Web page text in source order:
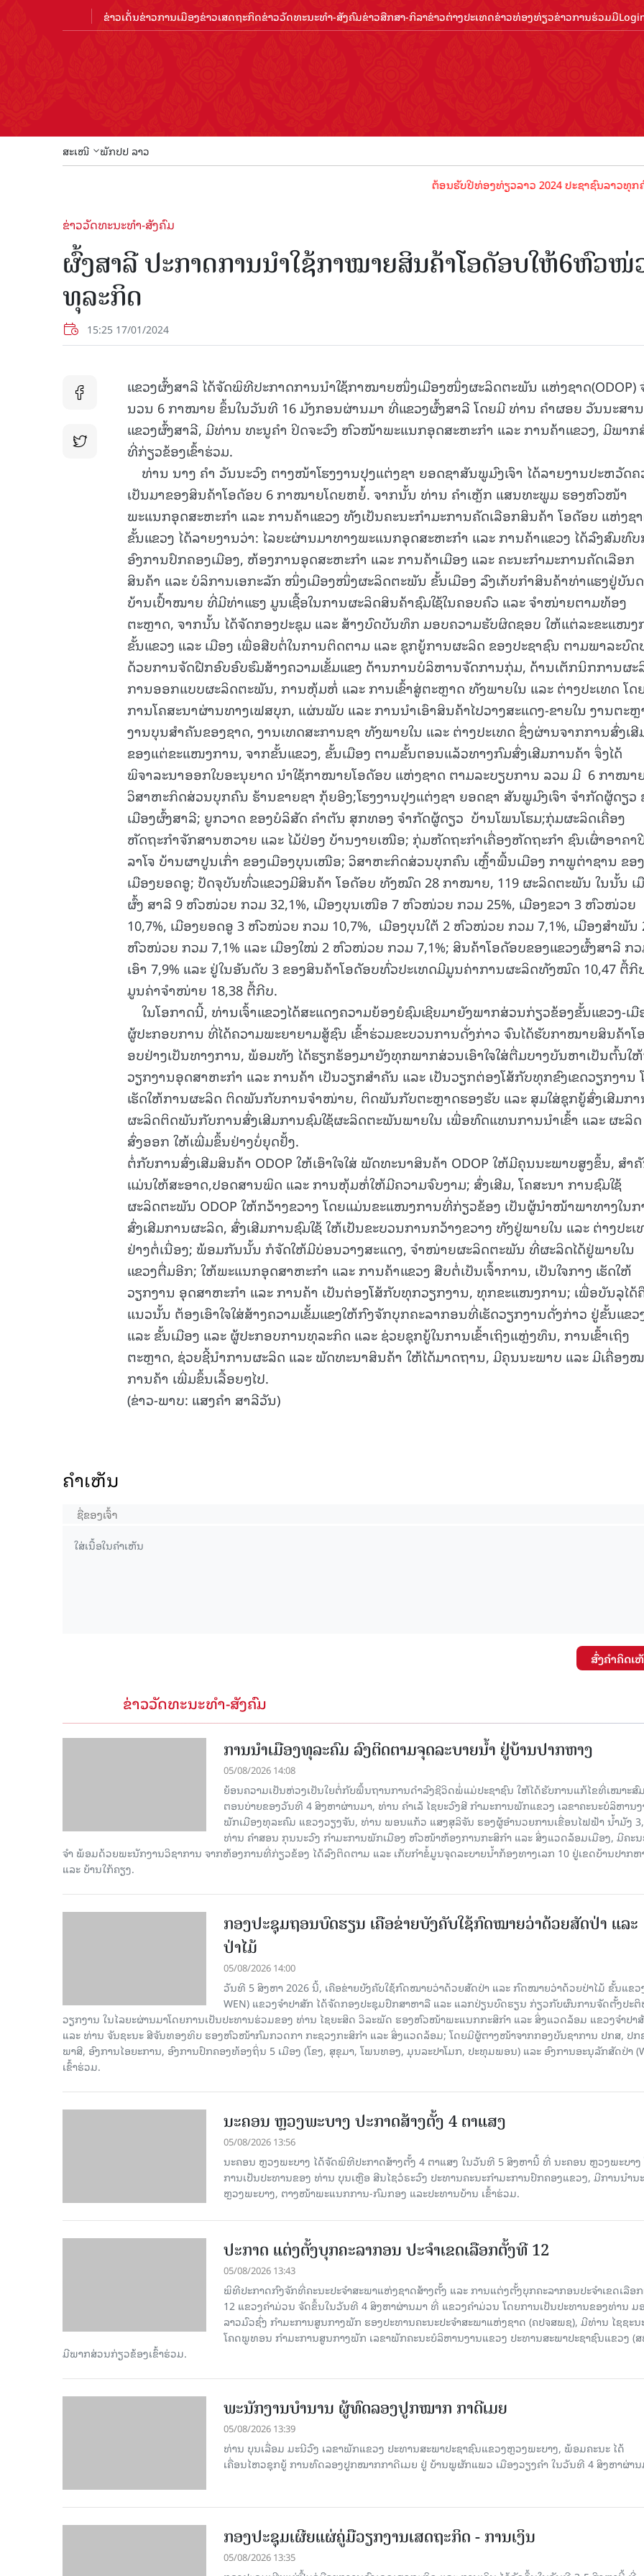
ຂ່າວເດັ່ນຂ່າວການເມືອງຂ່າວເສດຖະກິດຂ່າວວັດທະນະທຳ-ສັງຄົມຂ່າວສືກສາ-ກິລາຂ່າວຕ່າງປະເທດຂ່າວທ່ອງທ່ຽວຂ່າວການຮ່ວມມື
ສະເໜີ ພັກປປ ລາວ
ຕ້ອນຮັບປີທ່ອງທ່ຽວລາວ 2024 ປະຊາຊົນລາວທຸກຄົນຈົ່
ຂ່າວວັດທະນະທຳ-ສັງຄົມ
ຜົ້ງສາລີ ປະກາດການນຳໃຊ້ກາໝາຍສິນຄ້າໂອດັອບໃຫ້6ຫົວໜ່
ທຸລະກິດ
15:25 17/01/2024
ແຂວງຜົ້ງສາລີ ໄດ້ຈັດພິທີປະກາດການນຳໃຊ້ກາໝາຍໜຶ່ງເມືອງໜຶ່ງຜະລິດຕະພັນ ແຫ່ງຊາດ(ODOP)
ນວນ 6 ກາໝາຍ ຂຶ້ນໃນວັນທີ 16 ມັງກອນຜ່ານມາ ທີ່ແຂວງຜົ້ງສາລີ ໂດຍມີ ທ່ານ ຄຳຜອຍ ວັນນະສານ
ແຂວງຜົ້ງສາລີ, ມີທ່ານ ທະນູຄຳ ປິດຈະວົງ ຫົວໜ້າພະແນກອຸດສະຫະກຳ ແລະ ການຄ້າແຂວງ, ມີພາກ
ທີ່ກ່ຽວຂ້ອງເຂົ້າຮ່ວມ.
ທ່ານ ນາງ ຄໍາ ວັນນະວົງ ຕາງໜ້າໂຮງງານປຸງແຕ່ງຊາ ຍອດຊາສັນພູມົງເຈົາ ໄດ້ລາຍງານປະຫວັດຄ
ເປັນມາຂອງສິນຄ້າໂອດັອບ 6 ກາໝາຍໂດຍຫຍໍ້. ຈາກນັ້ນ ທ່ານ ຄຳເຫຼັກ ແສນທະພູມ ຮອງຫົວໜ້າ
ພະແນກອຸດສະຫະກຳ ແລະ ການຄ້າແຂວງ ທັງເປັນຄະນະກໍາມະການຄັດເລືອກສິນຄ້າ ໂອດັອບ ແຫ່ງຊ
ຂັ້ນແຂວງ ໄດ້ລາຍງານວ່າ: ໄລຍະຜ່ານມາທາງພະແນກອຸດສະຫະກຳ ແລະ ການຄ້າແຂວງ ໄດ້ລົງສົມທົ
ອົງການປົກຄອງເມືອງ, ຫ້ອງການອຸດສະຫະກຳ ແລະ ການຄ້າເມືອງ ແລະ ຄະນະກໍາມະການຄັດເລືອກ
ສິນຄ້າ ແລະ ບໍລິການເອກະລັກ ໜຶ່ງເມືອງໜຶ່ງຜະລິດຕະພັນ ຂັ້ນເມືອງ ລົງເກັບກໍາສິນຄ້າທ່າແຮງຢູ່ບັນ
ບ້ານເປົ້າໝາຍ ທີ່ມີທ່າແຮງ ມູນເຊື້ອໃນການຜະລິດສິນຄ້າຊົມໃຊ້ໃນຄອບຄົວ ແລະ ຈໍາໜ່າຍຕາມທ້ອງ
ຕະຫຼາດ, ຈາກນັ້ນ ໄດ້ຈັດກອງປະຊຸມ ແລະ ສ້າງບົດບັນທຶກ ມອບຄວາມຮັບຜິດຊອບ ໃຫ້ແຕ່ລະຂະແໜງ
ຂັ້ນແຂວງ ແລະ ເມືອງ ເພື່ອສືບຕໍ່ໃນການຕິດຕາມ ແລະ ຊຸກຍູ້ການຜະລິດ ຂອງປະຊາຊົນ ຕາມພາລະບົດ
ດ້ວຍການຈັດຝືກອົບອົບຮົມສ້າງຄວາມເຂັ້ມແຂງ ດ້ານການບໍລິຫານຈັດການກຸ່ມ, ດ້ານເຕັກນິກການຜະ
ການອອກແບບຜະລິດຕະພັນ, ການຫຸ້ມຫໍ່ ແລະ ການເຂົ້າສູ່ຕະຫຼາດ ທັງພາຍໃນ ແລະ ຕ່າງປະເທດ ໂດ
ການໂຄສະນາຜ່ານທາງເຟສບຸກ, ແຜ່ນພັບ ແລະ ການນໍາເອົາສິນຄ້າໄປວາງສະແດງ-ຂາຍໃນ ງານຕະຫຼ
ງານບຸນສໍາຄັນຂອງຊາດ, ງານເທດສະການຊາ ທັງພາຍໃນ ແລະ ຕ່າງປະເທດ ຊຶ່ງຜ່ານຈາກການສົ່ງເສີ
ຂອງແຕ່ຂະແໜງການ, ຈາກຂັ້ນແຂວງ, ຂັ້ນເມືອງ ຕາມຂັ້ນຕອນແລ້ວທາງກົມສົ່ງເສີມການຄ້າ ຈຶ່ງໄດ້
ພິຈາລະນາອອກໃບອະນຸຍາດ ນໍາໃຊ້ກາໝາຍໂອດັອບ ແຫ່ງຊາດ ຕາມລະບຽບການ ລວມ ມີ 6 ກາໝາ
ວິສາຫະກິດສ່ວນບຸກຄົນ ຮ້ານຂາຍຊາ ກຸ້ຍອີງ;ໂຮງງານປຸງແຕ່ງຊາ ຍອດຊາ ສັນພູມົງເຈົາ ຈໍາກັດຜູ້ດຽວ
ເມືອງຜົ້ງສາລີ; ຍູກວາດ ຂອງບໍລິສັດ ຄໍາຕັນ ສຸກທອງ ຈໍາກັດຜູ້ດຽວ ບ້ານໂພນໂຮມ;ກຸ່ມຜະລິດເຄື່ອງ
ຫັດຖະກຳຈັກສານຫວາຍ ແລະ ໄມ້ປ່ອງ ບ້ານງາຍເໜືອ; ກຸ່ມຫັດຖະກຳເຄື່ອງຫັດຖະກໍາ ຊົນເຜົ່າອາຄາ
ລາໂຈ ບ້ານຜາປູນເກົ່າ ຂອງເມືອງບຸນເໜືອ; ວິສາຫະກິດສ່ວນບຸກຄົນ ເຫຼົ້າພື້ນເມືອງ ກາພູຕ່າຊານ ຂອງ
ເມືອງຍອດອູ; ປັດຈຸບັນທົ່ວແຂວງມີສິນຄ້າ ໂອດັອບ ທັງໝົດ 28 ກາໝາຍ, 119 ຜະລິດຕະພັນ ໃນນັ້ນ ເ
ຜົ້ງ ສາລີ 9 ຫົວໜ່ວຍ ກວມ 32,1%, ເມືອງບຸນເໜືອ 7 ຫົວໜ່ວຍ ກວມ 25%, ເມືອງຂວາ 3 ຫົວໜ່ວຍ
10,7%, ເມືອງຍອດອູ 3 ຫົວໜ່ວຍ ກວມ 10,7%, ເມືອງບຸນໃຕ້ 2 ຫົວໜ່ວຍ ກວມ 7,1%, ເມືອງສໍາພັນ
ຫົວໜ່ວຍ ກວມ 7,1% ແລະ ເມືອງໃໝ່ 2 ຫົວໜ່ວຍ ກວມ 7,1%; ສິນຄ້າໂອດັອບຂອງແຂວງຜົ້ງສາລີ ກ
ເອົາ 7,9% ແລະ ຢູ່ໃນອັນດັບ 3 ຂອງສິນຄ້າໂອດັອບທົ່ວປະເທດມີມູນຄ່າການຜະລິດທັງໝົດ 10,47 ຕື້ກີ
ມູນຄ່າຈໍາໜ່າຍ 18,38 ຕື້ກີບ.
ໃນໂອກາດນີ້, ທ່ານເຈົ້າແຂວງໄດ້ສະແດງຄວາມຍ້ອງຍໍຊົມເຊີຍມາຍັງພາກສ່ວນກ່ຽວຂ້ອງຂັ້ນແຂວງ-ເມື
ຜູ້ປະກອບການ ທີ່ໄດ້ຄວາມພະຍາຍາມສູ້ຊົນ ເຂົ້າຮ່ວມຂະບວນການດັ່ງກ່າວ ຈົນໄດ້ຮັບກາໝາຍສິນຄ້າໂ
ອບຢ່າງເປັນທາງການ, ພ້ອມທັງ ໄດ້ຮຽກຮ້ອງມາຍັງທຸກພາກສ່ວນເອົາໃຈໃສ່ຕື່ມບາງບັນຫາເປັນຕົ້ນໃ
ວຽກງານອຸດສາຫະກໍາ ແລະ ການຄ້າ ເປັນວຽກສໍາຄັນ ແລະ ເປັນວຽກຕ່ອງໂສ້ກັບທຸກຂົງເຂດວຽກງານ
ເຮັດໃຫ້ການຜະລິດ ຕິດພັນກັບການຈໍາໜ່າຍ, ຕິດພັນກັບຕະຫຼາດຮອງຮັບ ແລະ ສຸມໃສ່ຊຸກຍູ້ສົ່ງເສີມກາ
ຜະລິດຕິດພັນກັບການສົ່ງເສີມການຊົມໃຊ້ຜະລິດຕະພັນພາຍໃນ ເພື່ອທົດແທນການນໍາເຂົ້າ ແລະ ຜະລິດ
ສົ່ງອອກ ໃຫ້ເພີ່ມຂຶ້ນຢ່າງບໍ່ຍຸດຢັ້ງ.
ຕໍ່ກັບການສົ່ງເສີມສິນຄ້າ ODOP ໃຫ້ເອົາໃຈໃສ່ ພັດທະນາສິນຄ້າ ODOP ໃຫ້ມີຄຸນນະພາບສູງຂຶ້ນ, ສຳ
ແມ່ນໃຫ້ສະອາດ,ປອດສານພິດ ແລະ ການຫຸ້ມຫໍ່ໃຫ້ມີຄວາມຈົບງາມ; ສົ່ງເສີມ, ໂຄສະນາ ການຊົມໃຊ້
ຜະລິດຕະພັນ ODOP ໃຫ້ກວ້າງຂວາງ ໂດຍແມ່ນຂະແໜງການທີ່ກ່ຽວຂ້ອງ ເປັນຜູ້ນໍາໜ້າພາທາງໃນກ
ສົ່ງເສີມການຜະລິດ, ສົ່ງເສີມການຊົມໃຊ້ ໃຫ້ເປັນຂະບວນການກວ້າງຂວາງ ທັງຢູ່ພາຍໃນ ແລະ ຕ່າງປະເ
ຢ່າງຕໍ່ເນື່ອງ; ພ້ອມກັນນັ້ນ ກໍຈັດໃຫ້ມີບ່ອນວາງສະແດງ, ຈໍາໜ່າຍຜະລິດຕະພັນ ທີ່ຜະລິດໄດ້ຢູ່ພາຍໃນ
ແຂວງຕື່ມອີກ; ໃຫ້ພະແນກອຸດສາຫະກຳ ແລະ ການຄ້າແຂວງ ສືບຕໍ່ເປັນເຈົ້າການ, ເປັນໃຈກາງ ເຮັດໃຫ້
ວຽກງານ ອຸດສາຫະກໍາ ແລະ ການຄ້າ ເປັນຕ່ອງໂສ້ກັບທຸກວຽກງານ, ທຸກຂະແໜງການ; ເພື່ອບັນລຸໄດ້
ແນວນັ້ນ ຕ້ອງເອົາໃຈໃສ່ສ້າງຄວາມເຂັ້ມແຂງໃຫ້ກົງຈັກບຸກຄະລາກອນທີ່ເຮັດວຽກງານດັ່ງກ່າວ ຢູ່ຂັ້ນແຂວ
ແລະ ຂັ້ນເມືອງ ແລະ ຜູ້ປະກອບການທຸລະກິດ ແລະ ຊ່ວຍຊຸກຍູ້ໃນການເຂົ້າເຖິງແຫຼ່ງທຶນ, ການເຂົ້າເຖິງ
ຕະຫຼາດ, ຊ່ວຍຊີ້ນໍາການຜະລິດ ແລະ ພັດທະນາສິນຄ້າ ໃຫ້ໄດ້ມາດຖານ, ມີຄຸນນະພາບ ແລະ ມີເຄື່ອງ
ການຄ້າ ເພີ່ມຂຶ້ນເລື້ອຍໆໄປ.
(ຂ່າວ-ພາບ: ແສງຄຳ ສາລີວັນ)
ຄໍາເຫັນ
ສົ່ງຄໍາຄິດເ
ຂ່າວວັດທະນະທຳ-ສັງຄົມ
ການນໍາເມືອງທຸລະຄົມ ລົງຕິດຕາມຈຸດລະບາຍນໍ້າ ຢູ່ບ້ານປາກຫາງ
05/08/2026 14:08
ຍ້ອນຄວາມເປັນຫ່ວງເປັນໃຍຕໍ່ກັບພື້ນຖານການດໍາລົງຊີວິດພໍ່ແມ່ປະຊາຊົນ ໃຫ້ໄດ້ຮັບການແກ້ໄຂທີ່ເໝາະສົ
ຕອນບ່າຍຂອງວັນທີ 4 ສິງຫາຜ່ານມາ, ທ່ານ ຄໍາເລ້ ໄຊຍະວົງສີ ກໍາມະການພັກແຂວງ ເລຂາຄະນະບໍລິຫານ
ພັກເມືອງທຸລະຄົມ ແຂວງວຽງຈັນ, ທ່ານ ພອນແກ້ວ ແສງສຸລິຈັນ ຮອງຜູ້ອໍານວຍການເຂື່ອນໄຟຟ້າ ນໍ້າມັງ 3,
ທ່ານ ຄໍາສອນ ກຸນນະວົງ ກໍາມະການພັກເມືອງ ຫົວໜ້າຫ້ອງການກະສິກໍາ ແລະ ສິ່ງແວດລ້ອມເມືອງ, ມີຄະນ
ຈໍາ ພ້ອມດ້ວຍພະນັກງານວິຊາການ ຈາກຫ້ອງການທີ່ກ່ຽວຂ້ອງ ໄດ້ລົງຕິດຕາມ ແລະ ເກັບກໍາຂໍ້ມູນຈຸດລະບາຍນໍ້າກ້ອງທາງເລກ 10 ຢູ່ເຂດບ້ານປາກຫ
ແລະ ບ້ານໃກ້ຄຽງ.
ກອງປະຊຸມຖອນບົດຮຽນ ເຄືອຂ່າຍບັງຄັບໃຊ້ກົດໝາຍວ່າດ້ວຍສັດປ່າ ແລະ
ປ່າໄມ້
05/08/2026 14:00
ວັນທີ 5 ສິງຫາ 2026 ນີ້, ເຄືອຂ່າຍບັງຄັບໃຊ້ກົດໝາຍວ່າດ້ວຍສັດປ່າ ແລະ ກົດໝາຍວ່າດ້ວຍປ່າໄມ້ ຂັ້ນແຂວ
WEN) ແຂວງຈຳປາສັກ ໄດ້ຈັດກອງປະຊຸມປຶກສາຫາລື ແລະ ແລກປ່ຽນບົດຮຽນ ກ່ຽວກັບຜົນການຈັດຕັ້ງປະ
ວຽກງານ ໃນໄລຍະຜ່ານມາໂດຍການເປັນປະທານຮ່ວມຂອງ ທ່ານ ໄຊຍະສິດ ວິລະພັດ ຮອງຫົວໜ້າພະແນກກະສິກຳ ແລະ ສິ່ງແວດລ້ອມ ແຂວງຈຳປາ
ແລະ ທ່ານ ຈັນຊະນະ ສີຈັນທອງທິບ ຮອງຫົວໜ້າກົມກວດກາ ກະຊວງກະສິກຳ ແລະ ສິ່ງແວດລ້ອມ; ໂດຍມີຜູ້ຕາງໜ້າຈາກກອງບັນຊາການ ປກສ, ປກ
ພາສີ, ອົງການໄອຍະການ, ອົງການປົກຄອງທ້ອງຖິ່ນ 5 ເມືອງ (ໂຂງ, ສຸຂຸມາ, ໂພນທອງ, ມຸນລະປາໂມກ, ປະທຸມພອນ) ແລະ ອົງການອະນຸລັກສັດປ່າ
ເຂົ້າຮ່ວມ.
ນະຄອນ ຫຼວງພະບາງ ປະ​ກາດ​ສ້າງ​ຕັ້ງ 4 ຕາແສງ
05/08/2026 13:56
ນະຄອນ ຫຼວງພະບາງ ໄດ້ຈັດພິທີປະກາດສ້າງຕັ້ງ 4 ຕາແສງ ໃນ​ວັນ​ທີ 5 ສິງ​ຫາ​ນີ້ ທີ່ ນະ​ຄອນ ຫຼວງ​ພະ​ບາງ
ການເປັນປະທານຂອງ ທ່ານ ບຸນເຫຼືອ ສີນໄຊວໍຣະວົງ ປະທານຄະນະກຳມະການປົກຄອງແຂວງ, ມີການນຳນ
ຫຼວງພະບາງ, ຕາງໜ້າພະແນກການ-ກົມກອງ ແລະປະທານບ້ານ ເຂົ້າຮ່ວມ.
ປະກາດ ແຕ່ງຕັ້ງບຸກຄະລາກອນ ປະຈໍາເຂດເລືອກຕັ້ງທີ 12
05/08/2026 13:43
ພິທີປະກາດກົງຈັກທີ່ຄະນະປະຈໍາສະພາແຫ່ງຊາດສ້າງຕັ້ງ ແລະ ການແຕ່ງຕັ້ງບຸກຄະລາກອນປະຈໍາເຂດເລືອ
12 ແຂວງຄຳມ່ວນ ຈັດ​ຂຶ້ນ​ໃນ​ວັນ​ທີ 4 ສິງ​ຫາ​ຜ່ານ​ມາ ທີ່ ແຂວງ​ຄຳ​ມ່ວນ ໂດຍການເປັນປະທານຂອງທ່ານ ມ
ລາວມົວຊົ່ງ ກຳມະການສູນກາງພັກ ຮອງປະທານຄະນະປະຈໍາສະພາແຫ່ງຊາດ (ຄປຈສພຊ), ມີທ່ານ ໄຊຊະນ
ໂຄດພູທອນ ກໍາມະການສູນກາງພັກ ເລຂາພັກຄະນະບໍລິຫານງານແຂວງ ປະທານສະພາປະຊາຊົນແຂວງ (
ມີ​ພາກ​ສ່ວນ​ກ່ຽວ​ຂ້ອງ​ເຂົ້າ​ຮ່ວມ.
ພະ​ນັກ​ງານ​ບຳ​ນານ ​ຜູ້​ທົດລອງປູກໝາກ ກາດີເມຍ
05/08/2026 13:39
ທ່ານ ບຸນເລື່ອມ ມະນີວົງ ເລ​ຂາ​ພັກ​ແຂວງ ປະທານສະພາປະຊາຊົນແຂວງຫຼວງພະບາງ, ພ້ອມຄະນະ ໄດ້
ເຄື່ອນໄຫວຊຸກຍູ້ ການທົດລອງປູກໝາກກາດີເມຍ ຢູ່ ບ້ານ​ພູ​ຜັກ​ແພວ ເມືອງວຽງຄຳ ໃນ​ວັນ​ທີ 4 ສິງ​ຫາ​ຜ່ານ​
ກອງປະຊຸມເຜີຍແຜ່ຄູ່ມືວຽກງານເສດຖະກິດ - ການເງິນ
05/08/2026 13:35